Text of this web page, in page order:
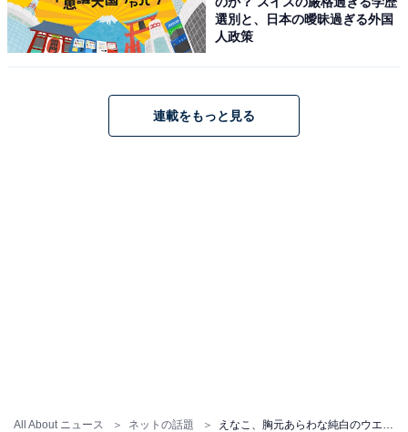
All About ニュース ネットの話題
選別と、日本の曖昧過ぎる外国
人政策
連載をもっと見る